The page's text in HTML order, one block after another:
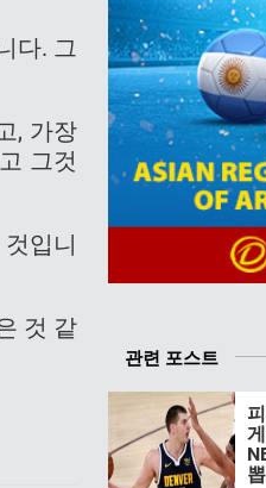
다. 그
, 가장
그것
입니
것 같
관련 포스트